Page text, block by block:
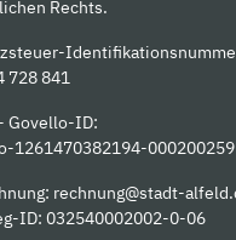
Rechts.
728 841
Govello-ID:
1261470382194-000200259
rechnung@stadt-
ID: 032540002002-0-06